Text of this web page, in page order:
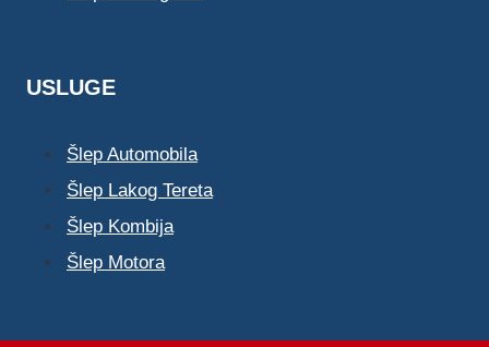
USLUGE
Šlep Automobila
Šlep Lakog Tereta
Šlep Kombija
Šlep Motora